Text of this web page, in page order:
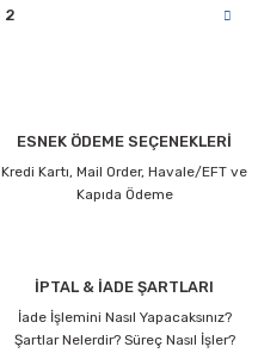
2
ESNEK ÖDEME SEÇENEKLERİ
Kredi Kartı, Mail Order, Havale/EFT ve
Kapıda Ödeme
İPTAL & İADE ŞARTLARI
İade İşlemini Nasıl Yapacaksınız?
Şartlar Nelerdir? Süreç Nasıl İşler?